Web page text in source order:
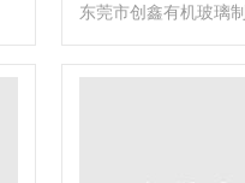
东莞市创鑫有机玻璃
公司